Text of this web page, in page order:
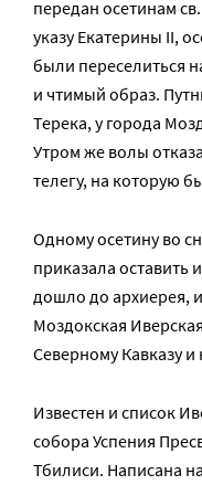
передан осетинам
указу Екатерины II,
были переселиться
и чтимый образ.
Терека, у города
Утром же волы
телегу, на которую
Одному осетину во
приказала оставить
дошло до архиерея,
Моздокская
Северному Кавказу и
Известен и список
собора Успения
Тбилиси. Написана